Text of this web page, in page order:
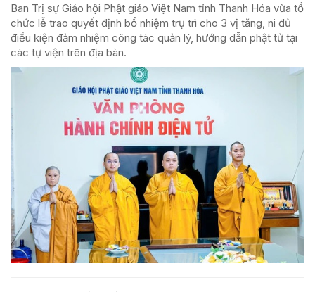
Ban Trị sự Giáo hội Phật giáo Việt Nam tỉnh Thanh Hóa vừa tổ
chức lễ trao quyết định bổ nhiệm trụ trì cho 3 vị tăng, ni đủ
điều kiện đảm nhiệm công tác quản lý, hướng dẫn phật tử tại
các tự viện trên địa bàn.